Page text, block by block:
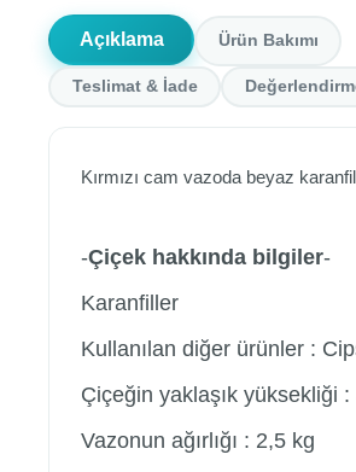
Açıklama Ürün Bakımı
Teslimat & İade
Kırmızı cam vazoda beyaz karanfil
-Çiçek hakkında bilgiler-
Karanfiller
Kullanılan diğer ürünler :
Çiçeğin yaklaşık yüksekliği :
Vazonun ağırlığı : 2,5 kg